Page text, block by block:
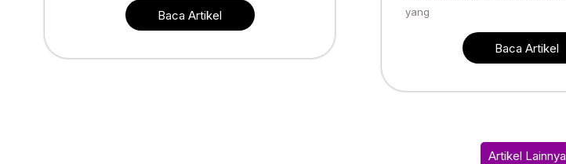
Baca Artikel
yang
Baca Artikel
Artikel Lainnya